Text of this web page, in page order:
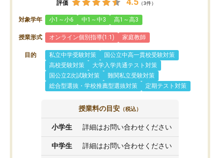
評価 （3件）
対象学年 小1～小6 中1～中3 高1～高3
授業形式 オンライン個別指導(1:1) 家庭教師
目的 私立中学受験対策
国公立中高一貫校受験対策
高校受験対策
大学入学共通テスト対策
国公立2次試験対策
難関私立受験対策
総合型選抜・学校推薦型選抜対策
定期テスト対策
授業料の目安 （税込）
小学生 詳細はお問い合わせください
中学生 詳細はお問い合わせください